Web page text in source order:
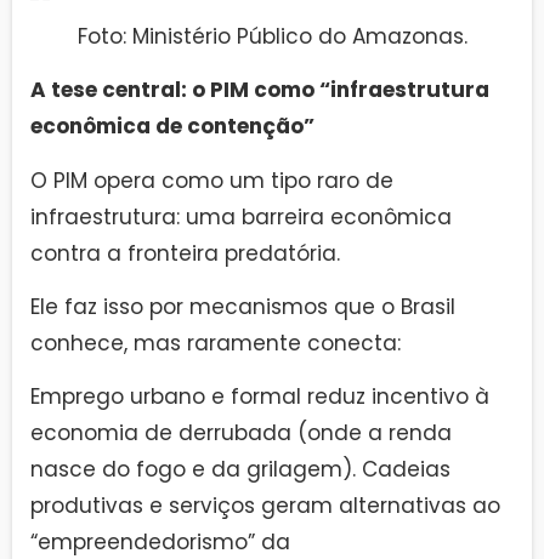
Foto: Ministério Público do Amazonas.
A tese central: o PIM como “infraestrutura
econômica de contenção”
O PIM opera como um tipo raro de
infraestrutura: uma barreira econômica
contra a fronteira predatória.
Ele faz isso por mecanismos que o Brasil
conhece, mas raramente conecta:
Emprego urbano e formal reduz incentivo à
economia de derrubada (onde a renda
nasce do fogo e da grilagem). Cadeias
produtivas e serviços geram alternativas ao
“empreendedorismo” da